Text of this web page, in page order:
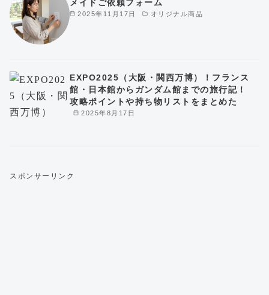
2025年11月17日 オリジナル商品
メイドご依頼フォーム
2025年8月17日
EXPO2025（大阪・関西万博）！フランス
館・日本館からガンダム館までの旅行記！
攻略ポイントや持ち物リストをまとめた
スポンサーリンク